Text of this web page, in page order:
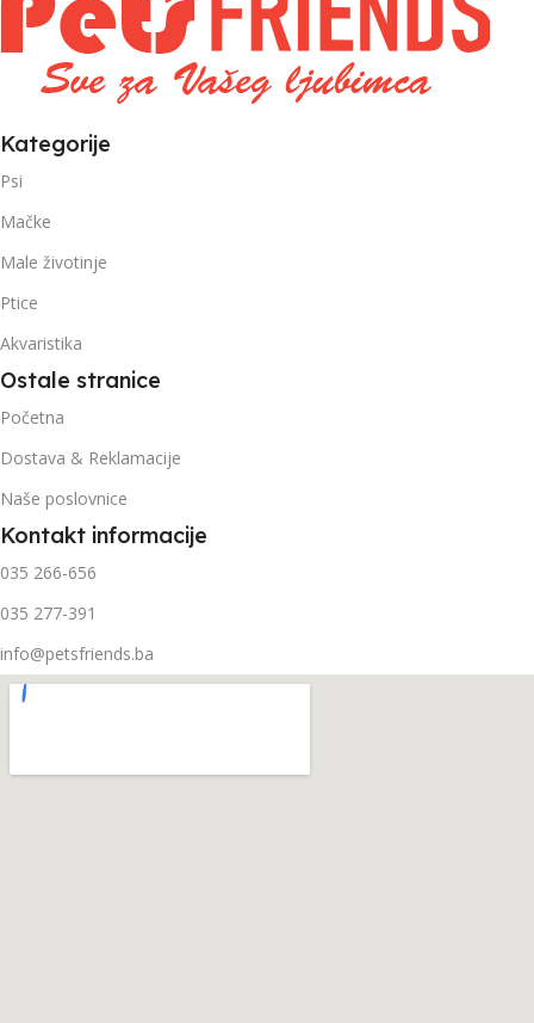
Kategorije
Psi
Mačke
Male životinje
Ptice
Akvaristika
Ostale stranice
Početna
Dostava & Reklamacije
Naše poslovnice
Kontakt informacije
035 266-656
035 277-391
info@petsfriends.ba